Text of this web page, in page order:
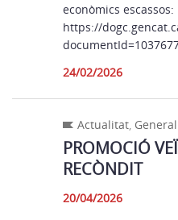
econòmics escassos:
https://
24/02/2026
Actualitat, General
PROMOCIÓ
RECÒNDIT
20/04/2026